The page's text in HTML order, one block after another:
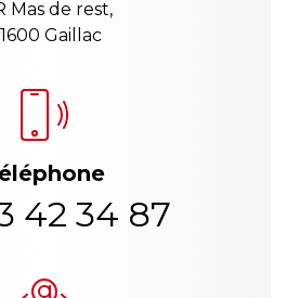
Mas de rest,
Gaillac
42 34 87